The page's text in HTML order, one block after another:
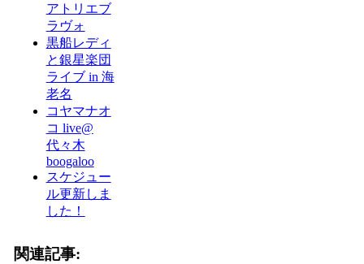
アトリエブ
ラヴォ
黒船レディ
と銀星楽団
ライブ in 海
老名
コヤマナオ
コ live@
代々木
boogaloo
スケジュー
ル更新しま
した！
関連記事: